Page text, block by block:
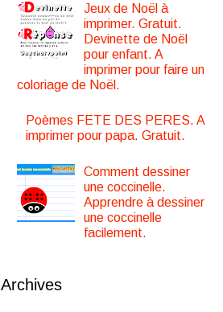
Jeux de Noël à
imprimer. Gratuit.
Devinette de Noël
pour enfant. A
imprimer pour faire un
coloriage de Noël.
Poèmes FETE DES PERES. A
imprimer pour papa. Gratuit.
Comment dessiner
une coccinelle.
Apprendre à dessiner
une coccinelle
facilement.
Archives